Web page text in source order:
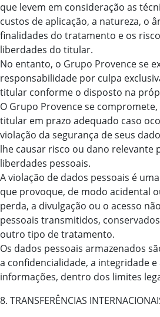
que levem em consideração as
custos de aplicação, a natureza, o
finalidades do tratamento e os
liberdades do titular.
No entanto, o Grupo Provence se
responsabilidade por culpa
titular conforme o disposto na
O Grupo Provence se
titular em prazo adequado caso
violação da segurança de seus
lhe causar risco ou dano relevante
liberdades pessoais.
A violação de dados pessoais é
que provoque, de modo acidental
perda, a divulgação ou o acesso
pessoais transmitidos,
outro tipo de tratamento.
Os dados pessoais armazenados
a confidencialidade, a integridade
informações, dentro dos limites
8. TRANSFERÊNCIAS